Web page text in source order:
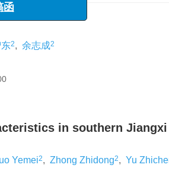
2, 余志成2
in southern Jiangxi
Yemei2, Zhong Zhidong2, Yu
函
”专栏